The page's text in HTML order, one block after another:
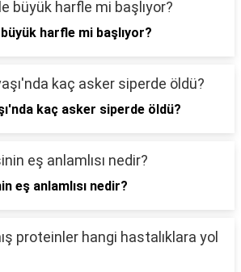
harfle mi başlıyor?
kaç asker siperde öldü?
eş anlamlısı nedir?